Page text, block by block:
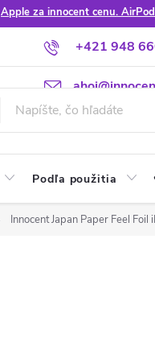
Apple za innocent cenu.
+421 948
Poradňa Apple návody
Podľa použitia
Innocent Japan Paper Feel